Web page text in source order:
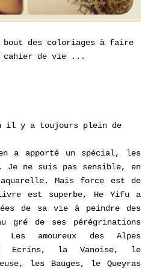
des coloriages à faire
cahier de vie ...
il y a toujours plein de
a apporté un spécial, les
Je ne suis pas sensible, en
Mais force est de
est superbe, He Yifu a
de sa vie à peindre des
gré de ses pérégrinations
amoureux des Alpes
Ecrins, la Vanoise, le
les Bauges, le Queyras